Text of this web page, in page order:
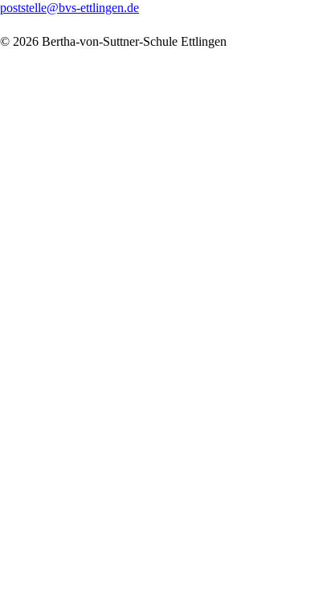
poststelle@bvs-ettlingen.de
© 2026 Bertha-von-Suttner-Schule Ettlingen